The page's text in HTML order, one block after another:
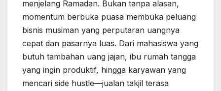
menjelang Ramadan. Bukan tanpa alasan,
momentum berbuka puasa membuka peluang
bisnis musiman yang perputaran uangnya
cepat dan pasarnya luas. Dari mahasiswa yang
butuh tambahan uang jajan, ibu rumah tangga
yang ingin produktif, hingga karyawan yang
mencari side hustle—jualan takjil terasa